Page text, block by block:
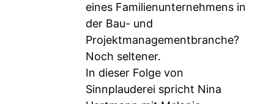
eines Familienunternehmens in
der Bau- und
Projektmanagementbranche?
Noch seltener.
In dieser Folge von
Sinnplauderei spricht Nina